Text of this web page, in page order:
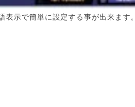
表示で簡単に設定する事が出来ます。